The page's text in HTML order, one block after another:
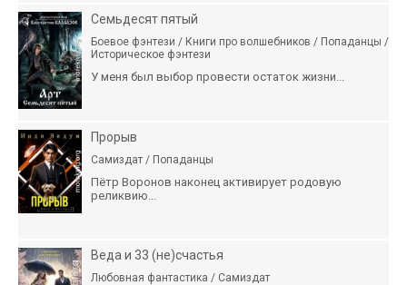
Семьдесят пятый
Боевое фэнтези / Книги про волшебников / Попаданцы /
Историческое фэнтези
У меня был выбор провести остаток жизни...
Прорыв
Самиздат / Попаданцы
Пётр Воронов наконец активирует родовую
реликвию...
Веда и 33 (не)счастья
Любовная фантастика / Самиздат